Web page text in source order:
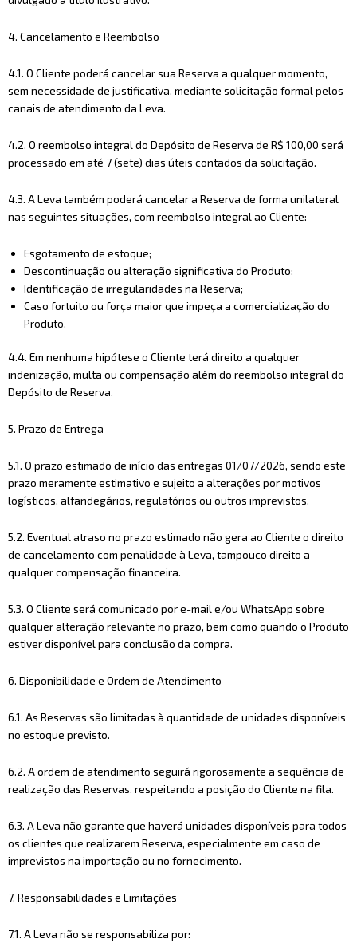
4. Cancelamento e Reembolso
4.1. O Cliente poderá cancelar sua Reserva a qualquer momento,
sem necessidade de justificativa, mediante solicitação formal pelos
canais de atendimento da Leva.
4.2. O reembolso integral do Depósito de Reserva de R$ 100,00 será
processado em até 7 (sete) dias úteis contados da solicitação.
4.3. A Leva também poderá cancelar a Reserva de forma unilateral
nas seguintes situações, com reembolso integral ao Cliente:
Esgotamento de estoque;
Descontinuação ou alteração significativa do Produto;
Identificação de irregularidades na Reserva;
Caso fortuito ou força maior que impeça a comercialização do
Produto.
4.4. Em nenhuma hipótese o Cliente terá direito a qualquer
indenização, multa ou compensação além do reembolso integral do
Depósito de Reserva.
5. Prazo de Entrega
5.1. O prazo estimado de início das entregas 01/07/2026, sendo este
prazo meramente estimativo e sujeito a alterações por motivos
logísticos, alfandegários, regulatórios ou outros imprevistos.
5.2. Eventual atraso no prazo estimado não gera ao Cliente o direito
de cancelamento com penalidade à Leva, tampouco direito a
qualquer compensação financeira.
5.3. O Cliente será comunicado por e-mail e/ou WhatsApp sobre
qualquer alteração relevante no prazo, bem como quando o Produto
estiver disponível para conclusão da compra.
6. Disponibilidade e Ordem de Atendimento
6.1. As Reservas são limitadas à quantidade de unidades disponíveis
no estoque previsto.
6.2. A ordem de atendimento seguirá rigorosamente a sequência de
realização das Reservas, respeitando a posição do Cliente na fila.
6.3. A Leva não garante que haverá unidades disponíveis para todos
os clientes que realizarem Reserva, especialmente em caso de
imprevistos na importação ou no fornecimento.
7. Responsabilidades e Limitações
7.1. A Leva não se responsabiliza por: